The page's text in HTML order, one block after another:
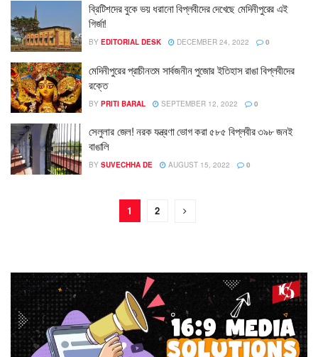
ব্রিটিশদের বুকে ভয় ধরানো বিপ্লবীদের দেখেছে মেদিনীপুরের এই
গির্জা!
BY EDITORIAL DESK DECEMBER 24, 2022 0
মেদিনীপুরের প্রাচীনতম সার্বজনীন পুজোর ইতিহাস রাঙা বিপ্লবীদের
রক্তে
BY PRITI BARAL SEPTEMBER 12, 2022 0
সেলুলার জেল! নরক যন্ত্রণা ভোগ করা ৫৮৫ বিপ্লবীর ৩৯৮ জনই
বাঙালি
BY SUVECHHA DE AUGUST 15, 2022 0
1 2